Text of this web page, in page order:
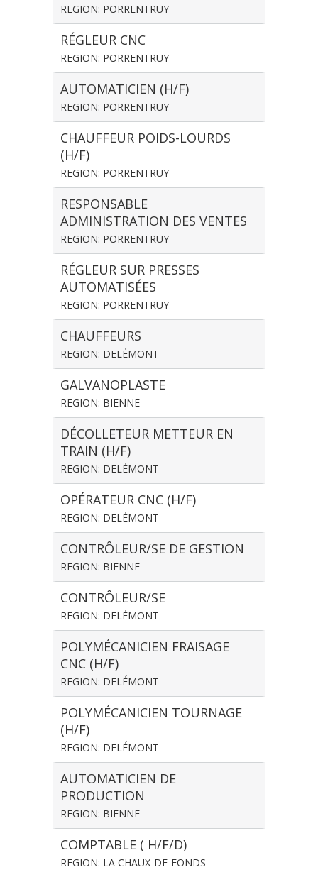
REGION: PORRENTRUY
RÉGLEUR CNC
REGION: PORRENTRUY
AUTOMATICIEN (H/F)
REGION: PORRENTRUY
CHAUFFEUR POIDS-LOURDS
(H/F)
REGION: PORRENTRUY
RESPONSABLE
ADMINISTRATION DES VENTES
REGION: PORRENTRUY
RÉGLEUR SUR PRESSES
AUTOMATISÉES
REGION: PORRENTRUY
CHAUFFEURS
REGION: DELÉMONT
GALVANOPLASTE
REGION: BIENNE
DÉCOLLETEUR METTEUR EN
TRAIN (H/F)
REGION: DELÉMONT
OPÉRATEUR CNC (H/F)
REGION: DELÉMONT
CONTRÔLEUR/SE DE GESTION
REGION: BIENNE
CONTRÔLEUR/SE
REGION: DELÉMONT
POLYMÉCANICIEN FRAISAGE
CNC (H/F)
REGION: DELÉMONT
POLYMÉCANICIEN TOURNAGE
(H/F)
REGION: DELÉMONT
AUTOMATICIEN DE
PRODUCTION
REGION: BIENNE
COMPTABLE ( H/F/D)
REGION: LA CHAUX-DE-FONDS